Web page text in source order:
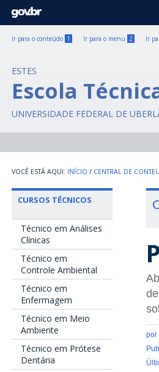
GOVBR
Ir para o conteúdo 1 Ir para o menu 2 Ir
ESTES
Escola
UNIVERSIDADE FEDERAL DE
INÍCIO / CENTRAL DE
CURSOS TÉCNICOS
Técnico em Análises
Clínicas
Técnico em
Controle Ambiental
Técnico em
Enfermagem
Técnico em Meio
Ambiente
Técnico em Prótese
Dentária
por